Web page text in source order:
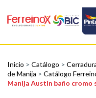
Inicio > Catálogo >
de Manija > Catálogo
Manija Austin baño cromo